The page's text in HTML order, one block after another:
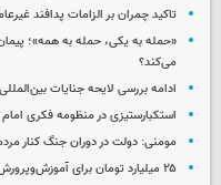
تاکید چمران بر الزامات پدافند
«حمله به یکی، حمله به همه»؛
می‌کند؟
ادامه بررسی لایحه جنایات
استکبارستیزی در منظومه فکری
مومنی: دولت در دوران جنگ کنار
۲۵ میلیارد تومان برای آموزش‌وپرورش رفسنجان اختصاص یافت